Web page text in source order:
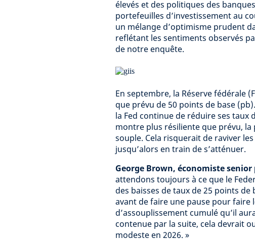
élevés et des politiques des
portefeuilles d’investissement au
un mélange d’optimisme prudent
reflétant les sentiments observés
de notre enquête.
En septembre, la Réserve fédérale
que prévu de 50 points de base
la Fed continue de réduire ses taux
montre plus résiliente que prévu,
souple. Cela risquerait de raviver
jusqu’alors en train de s’atténuer.
George Brown, économiste
attendons toujours à ce que le
des baisses de taux de 25 points
avant de faire une pause pour faire
d’assouplissement cumulé qu’il
contenue par la suite, cela devrait
modeste en 2026. »